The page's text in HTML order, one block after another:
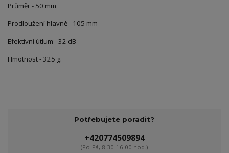
Průměr - 50 mm
Prodloužení hlavně - 105 mm
Efektivní útlum - 32 dB
Hmotnost - 325 g.
Potřebujete poradit?
+420774509894
(Po-Pá, 8:30-16:00 hod.)